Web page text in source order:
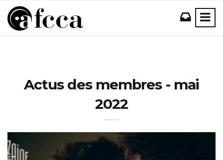
Actus des membres - mai
2022